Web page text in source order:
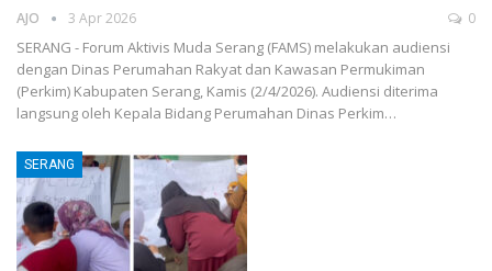
AJO 3 Apr 2026 0
SERANG - Forum Aktivis Muda Serang (FAMS) melakukan audiensi
dengan Dinas Perumahan Rakyat dan Kawasan Permukiman
(Perkim) Kabupaten Serang, Kamis (2/4/2026). Audiensi diterima
langsung oleh Kepala Bidang Perumahan Dinas Perkim…
SERANG